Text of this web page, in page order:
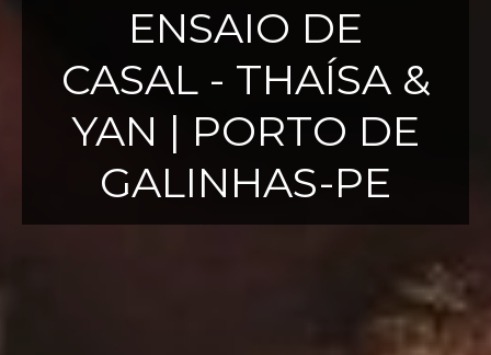
ENSAIO DE
CASAL - THAÍSA &
YAN | PORTO DE
GALINHAS-PE